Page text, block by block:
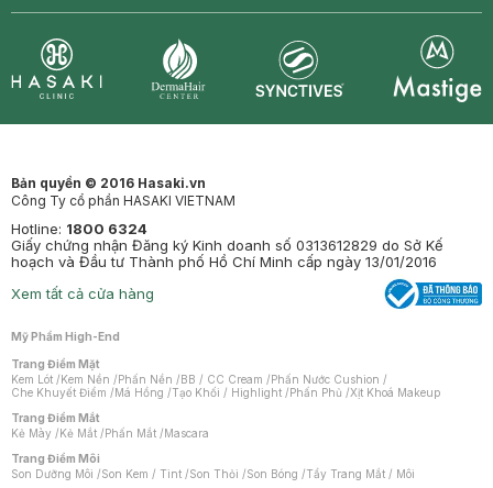
Bản quyền © 2016 Hasaki.vn
Công Ty cổ phần HASAKI VIETNAM
Hotline: 1800 6324
Giấy chứng nhận Đăng ký Kinh doanh số 0313612829 do Sở Kế
hoạch và Đầu tư Thành phố Hồ Chí Minh cấp ngày 13/01/2016
Xem tất cả cửa hàng
Mỹ Phẩm High-End
Trang Điểm Mặt
Kem Lót /Kem Nền /Phấn Nền /BB / CC Cream /Phấn Nước Cushion /
Che Khuyết Điểm /Má Hồng /Tạo Khối / Highlight /Phấn Phủ /Xịt Khoá Makeup
Trang Điểm Mắt
Kẻ Mày /Kẻ Mắt /Phấn Mắt /Mascara
Trang Điểm Môi
Son Dưỡng Môi /Son Kem / Tint /Son Thỏi /Son Bóng /Tẩy Trang Mắt / Môi